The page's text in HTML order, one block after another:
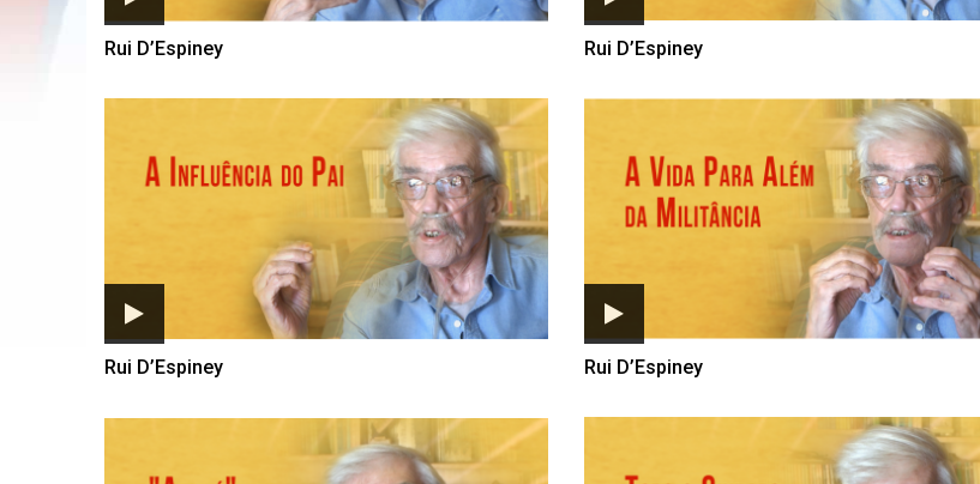
Rui D’Espiney Rui D’Espiney
Rui D’Espiney Rui D’Espiney